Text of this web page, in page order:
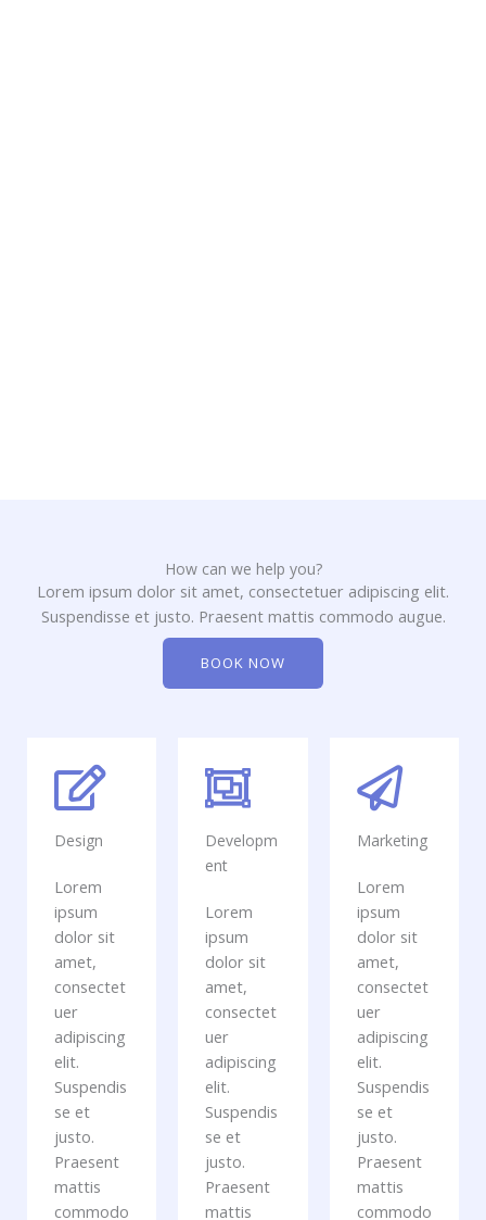
How can we help you?
Lorem ipsum dolor sit amet, consectetuer adipiscing elit.
Suspendisse et justo. Praesent mattis commodo augue.​
BOOK NOW
Design
Lorem
ipsum
dolor sit
amet,
consectet
uer
adipiscing
elit.
Suspendis
se et
justo.
Praesent
mattis
commodo
Developm
ent
Lorem
ipsum
dolor sit
amet,
consectet
uer
adipiscing
elit.
Suspendis
se et
justo.
Praesent
mattis
Marketing
Lorem
ipsum
dolor sit
amet,
consectet
uer
adipiscing
elit.
Suspendis
se et
justo.
Praesent
mattis
commodo